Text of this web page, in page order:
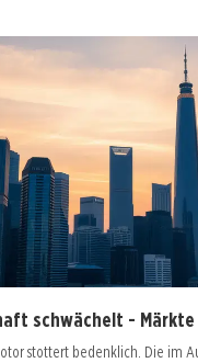
schwächelt - Märkte
stottert bedenklich. Die im